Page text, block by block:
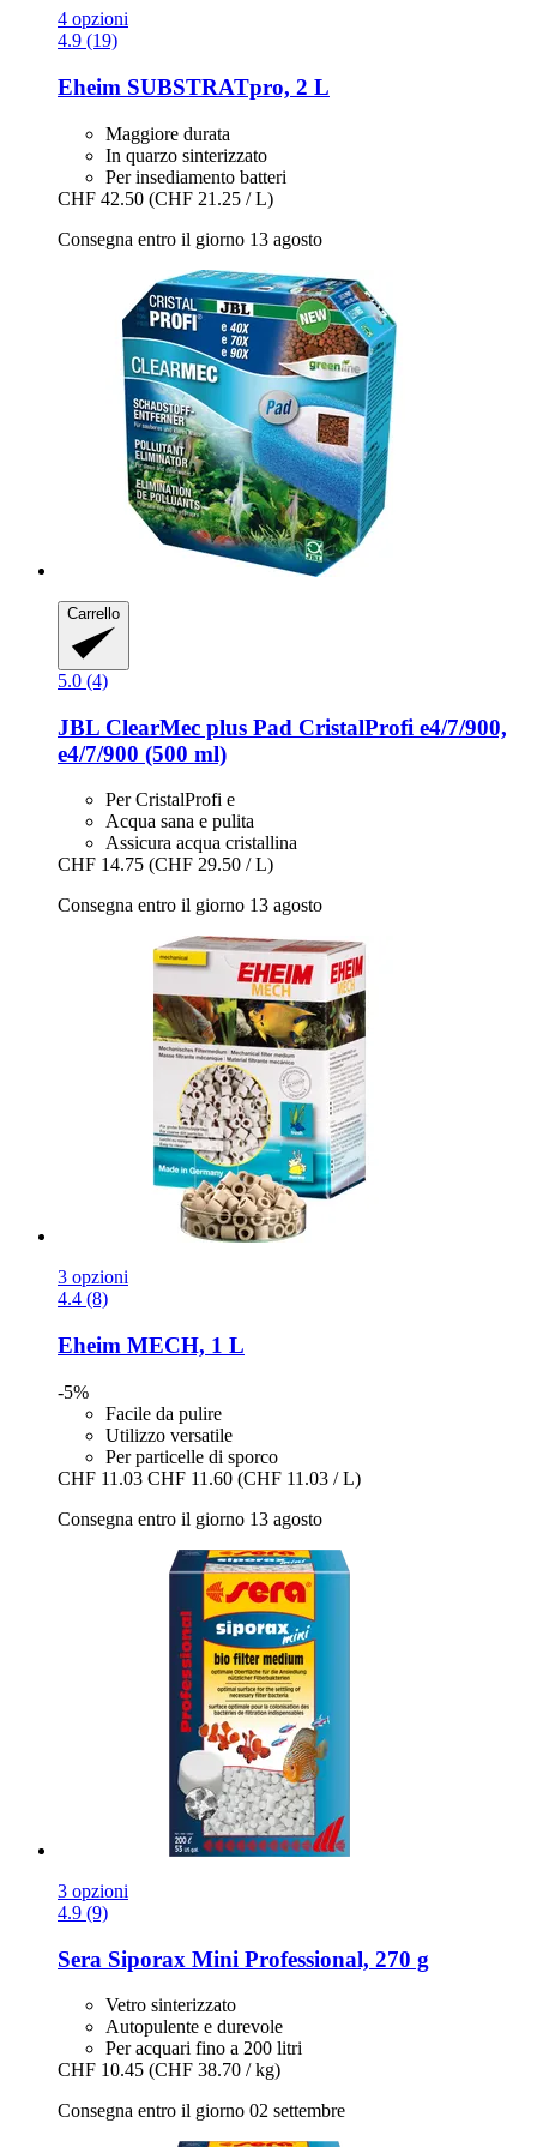
4 opzioni
4.9 (19)
Eheim SUBSTRATpro, 2 L
Maggiore durata
In quarzo sinterizzato
Per insediamento batteri
CHF 42.50 (CHF 21.25 / L)
Consegna entro il giorno 13 agosto
Carrello
5.0 (4)
JBL ClearMec plus Pad CristalProfi e4/7/900,
e4/7/900 (500 ml)
Per CristalProfi e
Acqua sana e pulita
Assicura acqua cristallina
CHF 14.75 (CHF 29.50 / L)
Consegna entro il giorno 13 agosto
3 opzioni
4.4 (8)
Eheim MECH, 1 L
-5%
Facile da pulire
Utilizzo versatile
Per particelle di sporco
CHF 11.03 CHF 11.60 (CHF 11.03 / L)
Consegna entro il giorno 13 agosto
3 opzioni
4.9 (9)
Sera Siporax Mini Professional, 270 g
Vetro sinterizzato
Autopulente e durevole
Per acquari fino a 200 litri
CHF 10.45 (CHF 38.70 / kg)
Consegna entro il giorno 02 settembre